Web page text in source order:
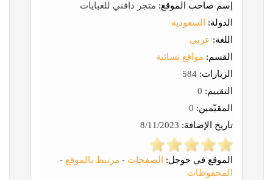
إسم صاحب الموقع: متجر دافني للعبايات
الدولة:
السعودية
اللغة: عربي
القسم: مواقع نسائية
الزيارات:
التقييم:
المقيّمين:
تاريخ الإضافة:
الموقع في جوجل: الصفحات - مرتبط بالموقع -
المحفوظات